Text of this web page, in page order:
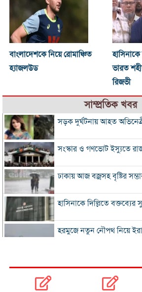
বাংলাদেশকে নিয়ে রোমাঞ্চিত
হ্যাজলউড
ভারত
রিজভী
সাম্প্রতিক খবর
সড়ক দুর্ঘটনায় আহত
সংস্কার ও গণভোট ইস্যুতে
ঢাকায় আজ বজ্রসহ বৃষ্টির
হাসিনাকে দিল্লিতে
হরমুজে নতুন নৌপথ নিয়ে
ভুল স্বীকার করে ক্ষমা চাইল